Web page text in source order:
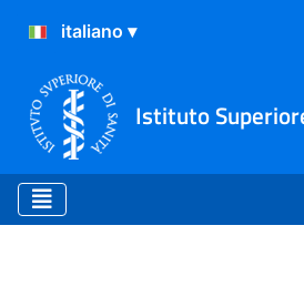
Istituto